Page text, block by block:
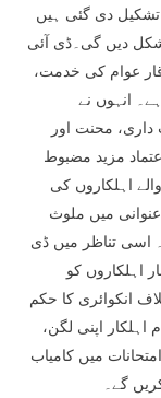
دی گئی ہیں
شکل دیں گی۔ڈی آئی
عوام کی خدمت،
انہوں نے
محنت اور
مزید مضبوط
اہلکاروں کی
میں ملوث
اسی تناظر میں ڈی
اہلکاروں کو
انکوائری کا حکم
اپنی لگن،
میں کامیاب
گے۔